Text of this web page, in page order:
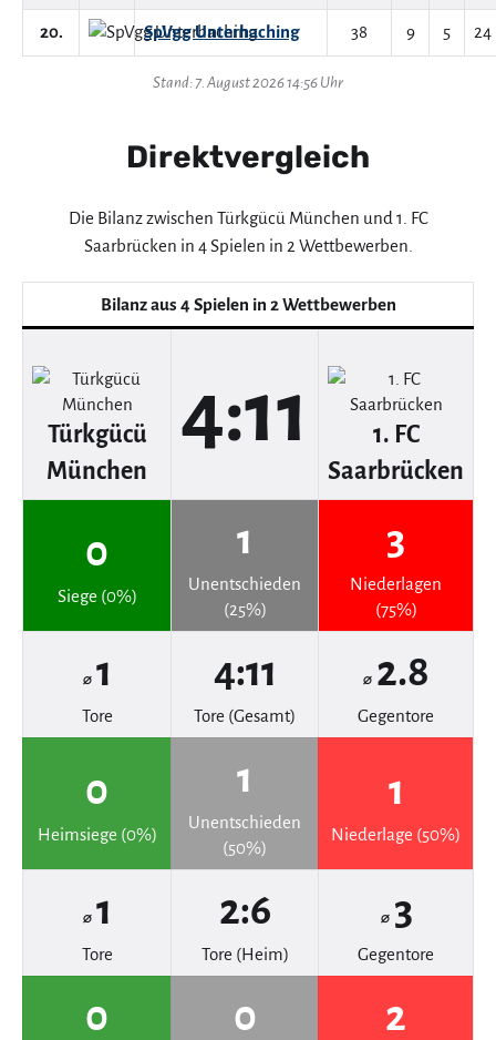
20. SpVgg Unterhaching 38 9 5 24
Stand: 7. August 2026 14:56 Uhr
Direktvergleich
Die Bilanz zwischen Türkgücü München und 1. FC
Saarbrücken in 4 Spielen in 2 Wettbewerben.
Bilanz aus 4 Spielen in 2 Wettbewerben
Türkgücü
München
4:11
1. FC
Saarbrücken
0
Siege (0%)
1
Unentschieden
(25%)
3
Niederlagen
(75%)
⌀ 1
Tore
4:11
Tore (Gesamt)
⌀ 2.8
Gegentore
0
Heimsiege (0%)
1
Unentschieden
(50%)
1
Niederlage (50%)
⌀ 1
Tore
2:6
Tore (Heim)
⌀ 3
Gegentore
0 0 2